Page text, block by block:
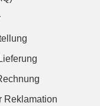
Reklamation